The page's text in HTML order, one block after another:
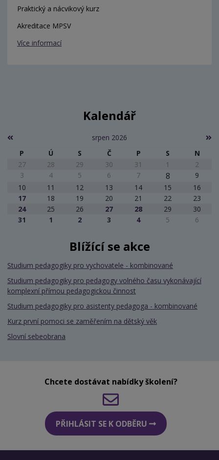
Praktický a nácvikový kurz
Akreditace MPSV
Více informací
Kalendář
srpen 2026
P
Ú S Č P S
N
27
28 29 30 31 1
2
3
4 5 6 7 8
9
10
11 12 13 14 15
16
17
18 19 20 21 22
23
24
25 26 27 28 29
30
31
1 2 3 4 5 6
Blížící se akce
Studium pedagogiky pro vychovatele - kombinované
Studium pedagogiky pro pedagogy volného času vykonávající
komplexní přímou pedagogickou činnost
Studium pedagogiky pro asistenty pedagoga - kombinované
Kurz první pomoci se zaměřením na dětský věk
Slovní sebeobrana
Chcete dostávat nabídky školení?
PŘIHLÁSIT SE K ODBĚRU